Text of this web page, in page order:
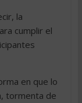
la
cumplir el
en que lo
tormenta de